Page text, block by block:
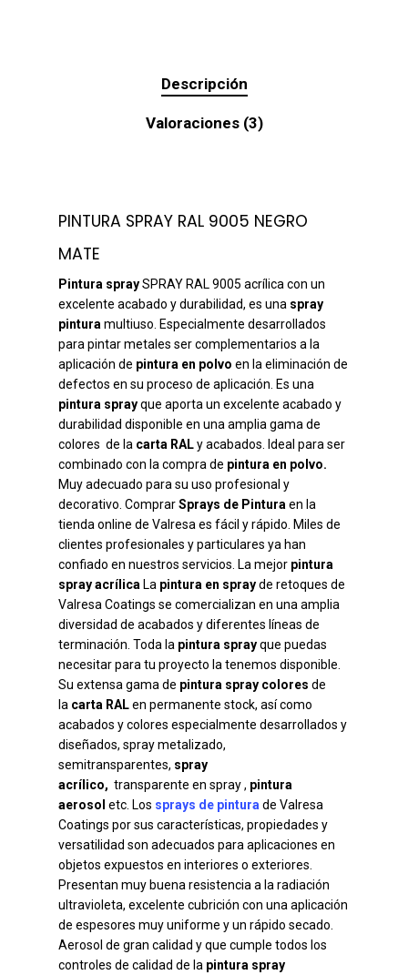
Descripción
Valoraciones (3)
PINTURA SPRAY RAL 9005 NEGRO
MATE
Pintura spraySPRAY RAL 9005 acrílica con un
excelente acabado y durabilidad, es una spray
pinturamultiuso. Especialmente desarrollados
para pintar metales ser complementarios a la
aplicación de pintura en polvo en la eliminación de
defectos en su proceso de aplicación. Es una
pintura sprayque aporta un excelente acabado y
durabilidad disponible en una amplia gama de
colores de la carta RALy acabados. Ideal para ser
combinado con la compra de pintura en polvo.
Muy adecuado para su uso profesional y
decorativo. ComprarSprays de Pinturaen la
tienda online de Valresa es fácil y rápido. Miles de
clientes profesionales y particulares ya han
confiado en nuestros servicios. La mejor pintura
spray acrílica La pintura en sprayde retoques de
Valresa Coatings se comercializan en una amplia
diversidad de acabados y diferentes líneas de
terminación. Toda la pintura sprayque puedas
necesitar para tu proyecto la tenemos disponible.
Su extensa gama de pintura spray colores de
la carta RALen permanente stock, así como
acabados y colores especialmente desarrollados y
diseñados, spray metalizado,
semitransparentes, spray
acrílico, transparente en spray , pintura
aerosol etc. Los sprays de pinturade Valresa
Coatings por sus características, propiedades y
versatilidad son adecuados para aplicaciones en
objetos expuestos en interiores o exteriores.
Presentan muy buena resistencia a la radiación
ultravioleta, excelente cubrición con una aplicación
de espesores muy uniforme y un rápido secado.
Aerosol de gran calidad y que cumple todos los
controles de calidad de la pintura spray